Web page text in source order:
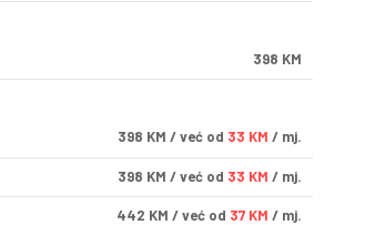
398 KM
398 KM / već od 33 KM / mj.
398 KM / već od 33 KM / mj.
442 KM / već od 37 KM / mj.